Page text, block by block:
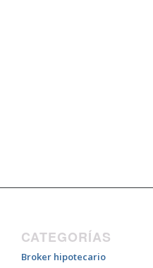
CATEGORÍAS
Broker hipotecario